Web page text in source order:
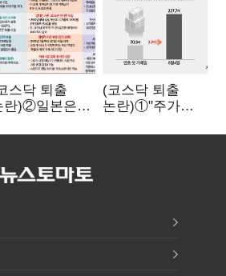
스닥 퇴출
란)②일본은
다려주는데
출?…
간만으론
(코스닥 퇴출
논란)①"주가
옥토 태운다"…